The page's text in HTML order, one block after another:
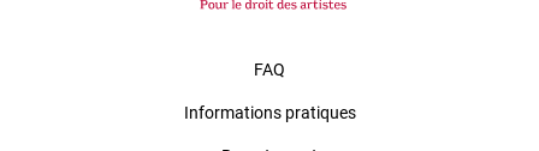
FAQ
Informations pratiques